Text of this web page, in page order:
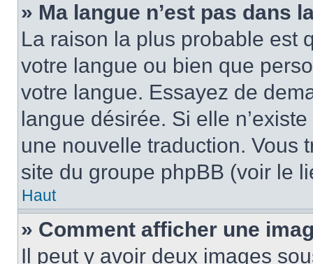
» Ma langue n’est pas dans
La raison la plus probable est
votre langue ou bien que
votre langue. Essayez de
langue désirée. Si elle
une nouvelle traduction. Vous
site du groupe phpBB (voir le
Haut
» Comment afficher une
Il peut y avoir deux images